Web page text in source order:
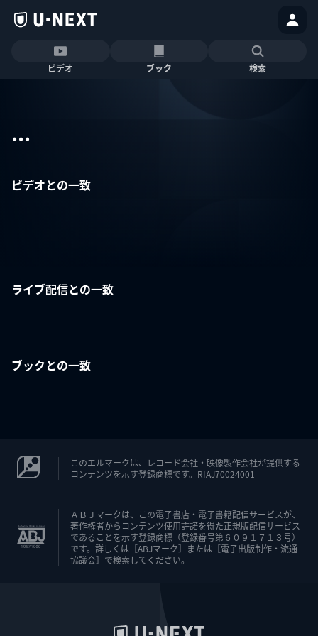
ビデオ ブック 検索
...
ビデオとの一致
ライブ配信との一致
ブックとの一致
このエルマークは、レコード会社・映像製作会社が提供する
コンテンツを示す登録商標です。RIAJ70024001
ＡＢＪマークは、この電子書店・電子書籍配信サービスが、
著作権者からコンテンツ使用許諾を得た正規版配信サービス
であることを示す登録商標（登録番号第６０９１７１３号）
です。詳しくは［ABJマーク］または［電子出版制作・流通
協議会］で検索してください。